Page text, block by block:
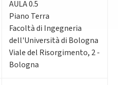
AULA 0.5
Piano Terra
Facoltà di Ingegneria
dell'Università di Bologna
Viale del Risorgimento, 2 -
Bologna